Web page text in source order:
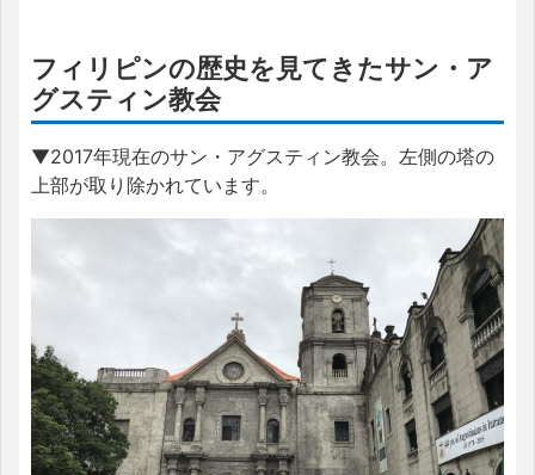
フィリピンの歴史を見てきたサン・ア
グスティン教会
▼2017年現在のサン・アグスティン教会。左側の塔の
上部が取り除かれています。